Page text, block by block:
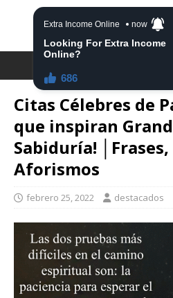
Citas Célebres de
que inspiran
Sabiduría!
Aforismos
febrero 25, 2022 destacados